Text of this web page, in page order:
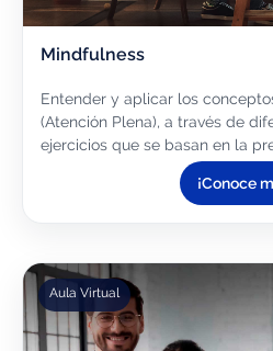
Mindfulness
Entender y aplicar los
(Atención Plena), a través de
ejercicios que se basan en la
Mindfulness es un enfoque
¡Conoce
Aula Virtual